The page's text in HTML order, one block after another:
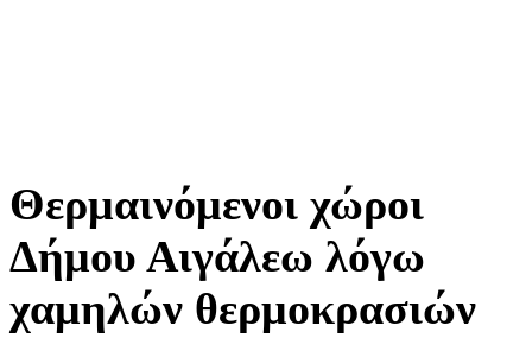
Θερμαινόμενοι χώροι
Δήμου Αιγάλεω λόγω
χαμηλών θερμοκρασιών